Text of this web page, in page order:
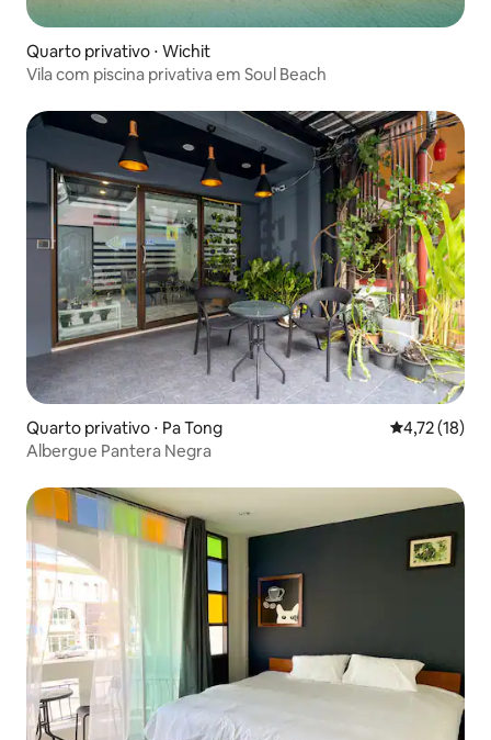
Quarto privativo ⋅ Wichit
Vila com piscina privativa em Soul Beach
Quarto privativo ⋅ Pa Tong 4,72 de uma
4,72 (18)
Albergue Pantera Negra